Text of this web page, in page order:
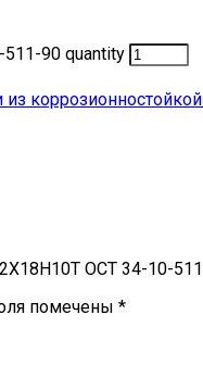
90 quantity
ОСТ 34-10-
помечены *